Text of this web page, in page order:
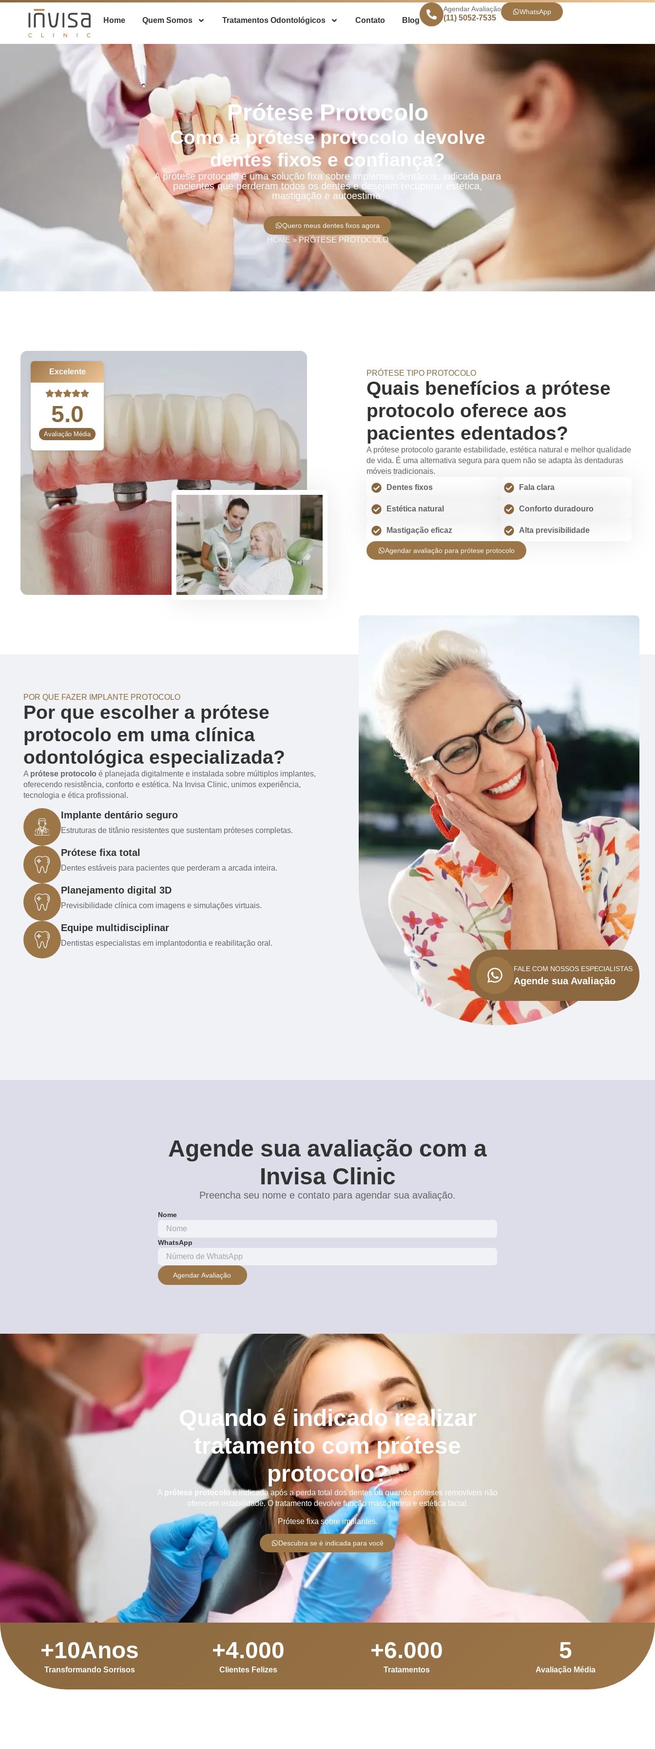
Home Quem Somos Tratamentos Odontológicos Contato Blog
Agendar Avaliação
(11) 5052-7535
WhatsApp
Prótese Protocolo
Como a prótese protocolo devolve
dentes fixos e confiança?
A prótese protocolo é uma solução fixa sobre implantes dentários, indicada para
pacientes que perderam todos os dentes e desejam recuperar estética,
mastigação e autoestima.
Quero meus dentes fixos agora
HOME » PRÓTESE PROTOCOLO
Excelente
5.0
Avaliação Média
PRÓTESE TIPO PROTOCOLO
Quais benefícios a prótese
protocolo oferece aos
pacientes edentados?
A prótese protocolo garante estabilidade, estética natural e melhor qualidade
de vida. É uma alternativa segura para quem não se adapta às dentaduras
móveis tradicionais.
Dentes fixos
Fala clara
Estética natural Conforto duradouro
Mastigação eficaz Alta previsibilidade
Agendar avaliação para prótese protocolo
POR QUE FAZER IMPLANTE PROTOCOLO
Por que escolher a prótese
protocolo em uma clínica
odontológica especializada?
A prótese protocolo é planejada digitalmente e instalada sobre múltiplos implantes,
oferecendo resistência, conforto e estética. Na Invisa Clinic, unimos experiência,
tecnologia e ética profissional.
Implante dentário seguro
Estruturas de titânio resistentes que sustentam próteses completas.
Prótese fixa total
Dentes estáveis para pacientes que perderam a arcada inteira.
Planejamento digital 3D
Previsibilidade clínica com imagens e simulações virtuais.
Equipe multidisciplinar
Dentistas especialistas em implantodontia e reabilitação oral.
FALE COM NOSSOS ESPECIALISTAS
Agende sua Avaliação
Agende sua avaliação com a
Invisa Clinic
Preencha seu nome e contato para agendar sua avaliação.
Nome
WhatsApp
Agendar Avaliação
Quando é indicado realizar
tratamento com prótese
protocolo?
A prótese protocoloé indicada após a perda total dos dentes ou quando próteses removíveis não
oferecem estabilidade. O tratamento devolve função mastigatória e estética facial.
Prótese fixa sobre implantes.
Descubra se é indicada para você
Transformando Sorrisos
+10Anos
Clientes Felizes
+4.000
Tratamentos
+6.000
Avaliação Média
5